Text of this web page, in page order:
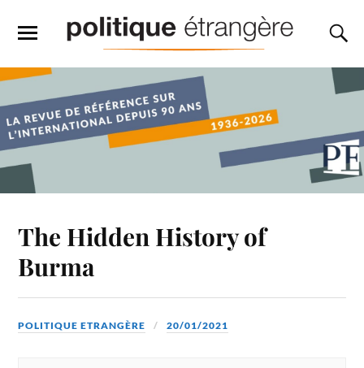
The Hidden History of
Burma
POLITIQUE ETRANGÈRE 20/01/2021